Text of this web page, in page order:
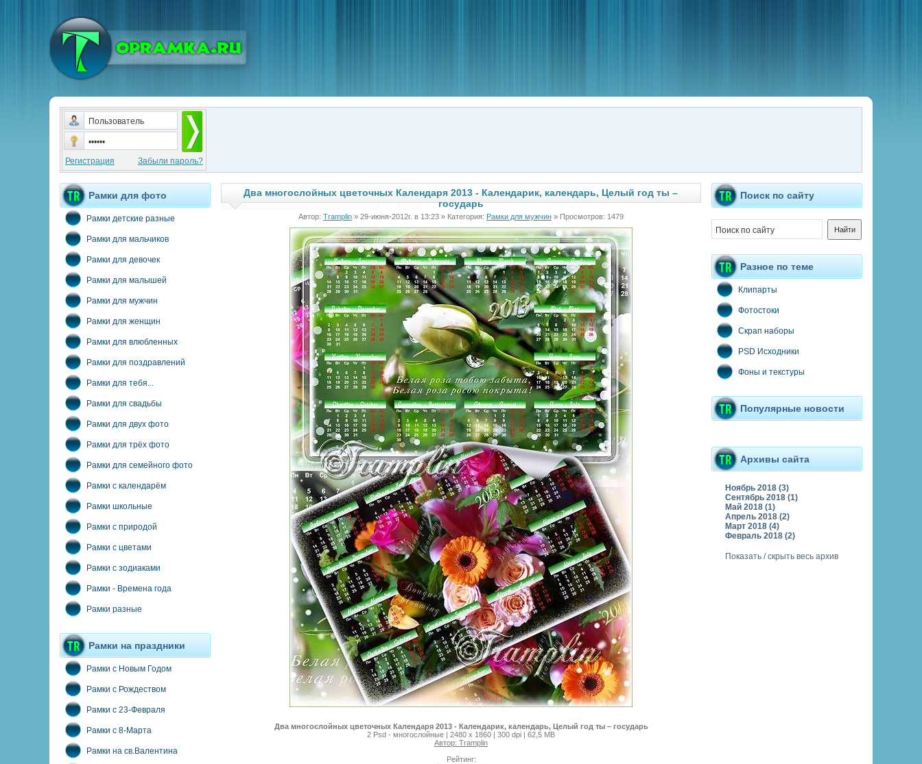
Регистрация Забыли пароль?
Рамки для фото
Рамки детские разные
Рамки для мальчиков
Рамки для девочек
Рамки для малышей
Рамки для мужчин
Рамки для женщин
Рамки для влюбленных
Рамки для поздравлений
Рамки для тебя...
Рамки для свадьбы
Рамки для двух фото
Рамки для трёх фото
Рамки для семейного фото
Рамки с календарём
Рамки школьные
Рамки с природой
Рамки с цветами
Рамки с зодиаками
Рамки - Времена года
Рамки разные
Рамки на праздники
Рамки с Новым Годом
Рамки с Рождеством
Рамки с 23-Февраля
Рамки с 8-Марта
Рамки на св.Валентина
Два многослойных цветочных Календаря 2013 - Календарик, календарь, Целый год ты –
государь
Автор: Tramplin » 29-июня-2012г. в 13:23 » Категория: Рамки для мужчин » Просмотров: 1479
Два многослойных цветочных Календаря 2013 - Календарик, календарь, Целый год ты – государь
2 Psd - многослойные | 2480 x 1860 | 300 dpi | 62,5 MB
Автор: Tramplin
Рейтинг:
Поиск по сайту
Разное по теме
Клипарты
Фотостоки
Скрап наборы
PSD Исходники
Фоны и текстуры
Популярные новости
Архивы сайта
Ноябрь 2018 (3)
Сентябрь 2018 (1)
Май 2018 (1)
Апрель 2018 (2)
Март 2018 (4)
Февраль 2018 (2)
Показать / скрыть весь архив